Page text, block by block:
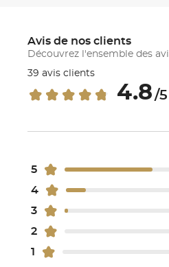
Avis de nos clients
Découvrez l'ensemble des
39 avis clients
4.8 /5
5
4
3
2
1